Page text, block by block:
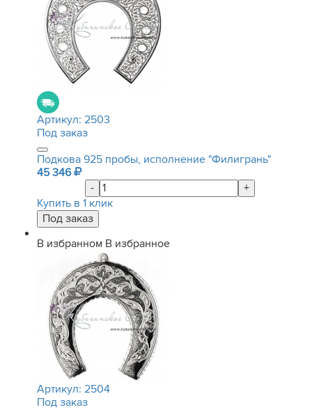
Артикул: 2503
Под заказ
Подкова 925 пробы, исполнение "Филигрань"
45 346
-
+
Купить в 1 клик
В избранном В избранное
Артикул: 2504
Под заказ